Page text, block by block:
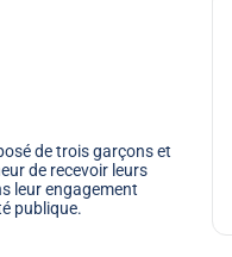
de trois garçons et
de recevoir leurs
leur engagement
publique.